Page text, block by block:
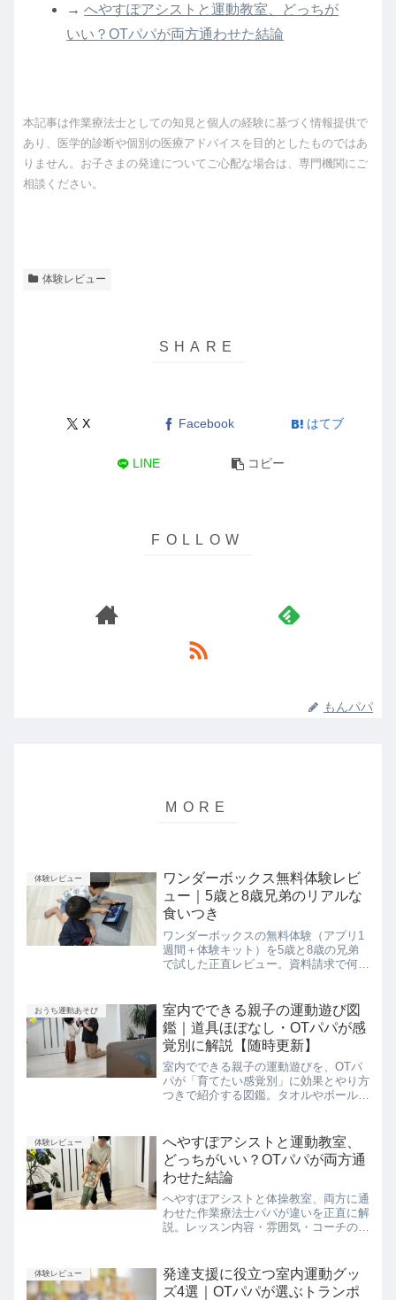
→へやすぽアシストと運動教室、どっちが
いい？OTパパが両方通わせた結論
本記事は作業療法士としての知見と個人の経験に基づく情報提供で
あり、医学的診断や個別の医療アドバイスを目的としたものではあ
りません。お子さまの発達についてご心配な場合は、専門機関にご
相談ください。
体験レビュー
X Facebook はてブ
LINE コピー
もんパパ
体験レビュー
ワンダーボックス無料体験レビ
ュー｜5歳と8歳兄弟のリアルな
食いつき
ワンダーボックスの無料体験（アプリ1
週間＋体験キット）を5歳と8歳の兄弟
で試した正直レビュー。資料請求で何が
兄弟割まで本音で解説。入会を迷う方は
必読です。
おうち運動あそび
室内でできる親子の運動遊び図
鑑｜道具ほぼなし・OTパパが感
覚別に解説【随時更新】
室内でできる親子の運動遊びを、OTパ
パが「育てたい感覚別」に効果とやり方
つきで紹介する図鑑。タオルやボールだ
にやった遊びだけを厳選しています。
体験レビュー
へやすぽアシストと運動教室、
どっちがいい？OTパパが両方通
わせた結論
へやすぽアシストと体操教室、両方に通
わせた作業療法士パパが違いを正直に解
説。レッスン内容・雰囲気・コーチの関
タイプを実体験を交えて紹介します。
体験レビュー
発達支援に役立つ室内運動グッ
ズ4選｜OTパパが選ぶトランポ